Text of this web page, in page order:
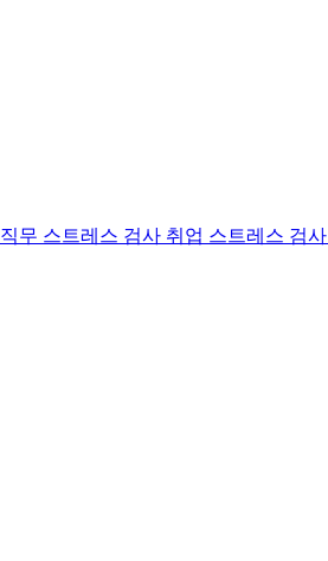
직무 스트레스 검사 취업 스트레스 검사